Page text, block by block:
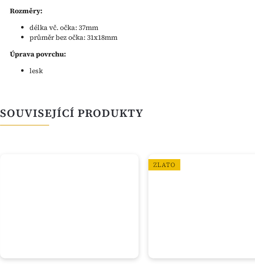
Rozměry:
délka vč. očka: 37mm
průměr bez očka: 31x18mm
Úprava povrchu:
lesk
SOUVISEJÍCÍ PRODUKTY
ZLATO